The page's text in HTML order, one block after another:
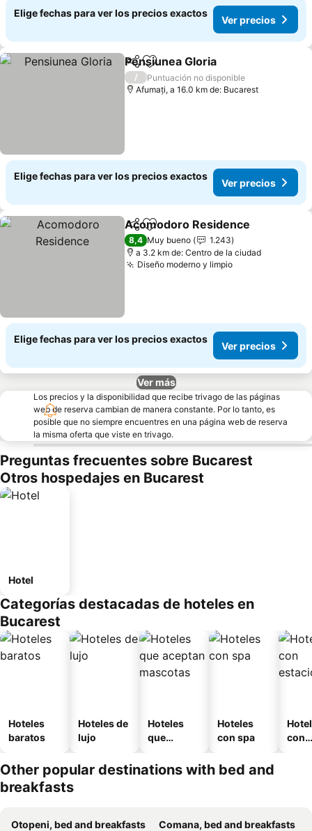
Elige fechas para ver los precios exactos
Ver precios
CompartirAgregar a favoritos
Pensiunea Gloria
/
Puntuación no disponible
Afumați, a 16.0 km de: Bucarest
Elige fechas para ver los precios exactos
Ver precios
CompartirAgregar a favoritos
Acomodoro Residence
8,4 Muy bueno
1.243
a 3.2 km de: Centro de la ciudad
Diseño moderno y limpioVer precios
Elige fechas para ver los precios exactos
Ver precios
Ver más
Los precios y la disponibilidad que recibe trivago de las páginas
web de reserva cambian de manera constante. Por lo tanto, es
posible que no siempre encuentres en una página web de reserva
la misma oferta que viste en trivago.
Preguntas frecuentes sobre Bucarest
Otros hospedajes en Bucarest
Hotel
Categorías destacadas de hoteles en
Bucarest
Hoteles
baratos
Hoteles de
lujo
Hoteles
que
mascotas
Hoteles
con spa
con
Other popular destinations with bed and
breakfasts
Otopeni, bed and breakfasts
Comana, bed and breakfasts